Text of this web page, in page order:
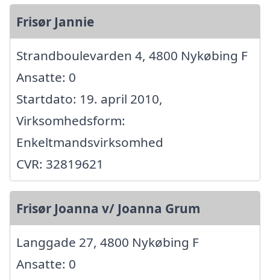
Frisør Jannie
Strandboulevarden 4, 4800 Nykøbing F
Ansatte: 0
Startdato: 19. april 2010,
Virksomhedsform:
Enkeltmandsvirksomhed
CVR: 32819621
Frisør Joanna v/ Joanna Grum
Langgade 27, 4800 Nykøbing F
Ansatte: 0